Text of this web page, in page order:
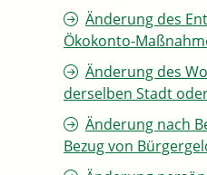
Änderung des
Ökokonto-
Änderung des
derselben Stadt
Änderung nach
Bezug von